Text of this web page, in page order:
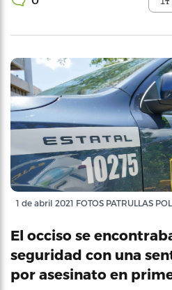
1 de abril 2021 FOTOS PATRULLAS
El occiso se
seguridad con una
por asesinato en